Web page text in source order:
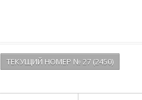
ТЕКУЩИЙ НОМЕР № 27 (2450)